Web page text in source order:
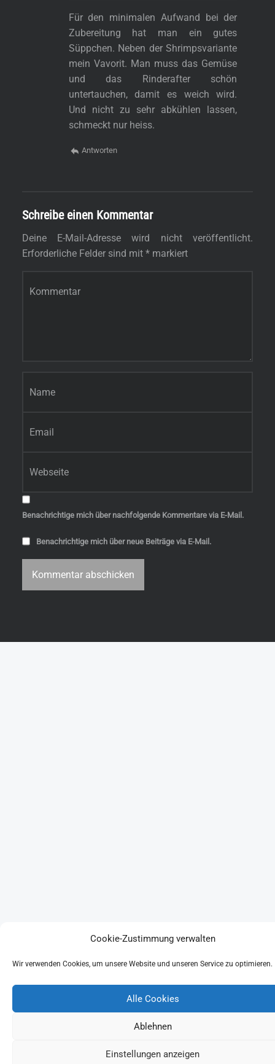
Cookie-Zustimmung verwalten
Wir verwenden Cookies, um unsere Website und unseren Service zu optimieren.
Alle Cookies
Ablehnen
Einstellungen anzeigen
Für den minimalen Aufwand bei der
Zubereitung hat man ein gutes
Süppchen. Neben der Shrimpsvariante
mein Vavorit. Man muss das Gemüse
und das Rinderafter schön
untertauchen, damit es weich wird.
Und nicht zu sehr abkühlen lassen,
schmeckt nur heiss.
Antworten
Schreibe einen Kommentar
Deine E-Mail-Adresse wird nicht veröffentlicht.
Erforderliche Felder sind mit *markiert
Benachrichtige mich über nachfolgende Kommentare via E-Mail.
Benachrichtige mich über neue Beiträge via E-Mail.